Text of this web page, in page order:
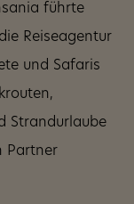
führte
Reiseagentur
und Safaris
Strandurlaube
Partner